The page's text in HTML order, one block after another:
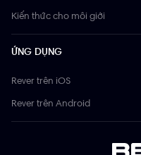
Kiến thức cho môi giới
ỨNG DỤNG
Rever trên iOS
Rever trên Android